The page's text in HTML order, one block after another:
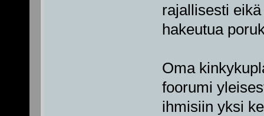
rajallisesti
hakeutua
Oma
foorumi
ihmisiin yksi